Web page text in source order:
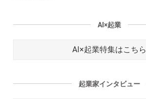
AI×起業
AI×起業特集はこちら
起業家インタビュー